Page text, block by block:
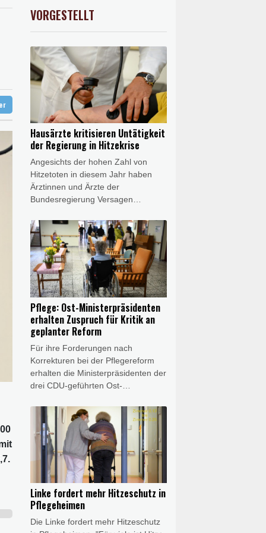
wechselt zu Real Madrid
im Aufwärtstrend
0.36%
-0.08%
VORGESTELLT
Hausärzte kritisieren Untätigkeit
der Regierung in Hitzekrise
Angesichts der hohen Zahl von
Hitzetoten in diesem Jahr haben
Ärztinnen und Ärzte der
Bundesregierung Versagen
nichts passiert", sagte die
Vorsitzende des Hausärztinnen- und
Hausärzteverbands, Nicola
Buhlinger-Göpfarth, der
"Rheinischen Post"
(Freitagsausgabe). Sie äußerte sich
anlässlich der Bekanntgabe neuer
Daten des Robert-Koch-Instituts
(RKI), wonach in diesem Jahr in
Deutschland bereits fast 12.000
Hitzetote zu verzeichnen sind.
Pflege: Ost-Ministerpräsidenten
erhalten Zuspruch für Kritik an
geplanter Reform
Für ihre Forderungen nach
Korrekturen bei der Pflegereform
erhalten die Ministerpräsidenten der
drei CDU-geführten Ost-
Koalition und Opposition im Bund.
Politikerinnen und Politiker von
CSU, Grünen und Linken warnten
am Montag insbesondere vor
Einschnitten bei pflegenden
Angehörigen. Grünen-Fraktionsvize
Andreas Audretsch warf der
Bundesregierung vor, pflegende
Angehörige "in Altersarmut
schicken" zu wollen.
Linke fordert mehr Hitzeschutz in
Pflegeheimen
Die Linke fordert mehr Hitzeschutz